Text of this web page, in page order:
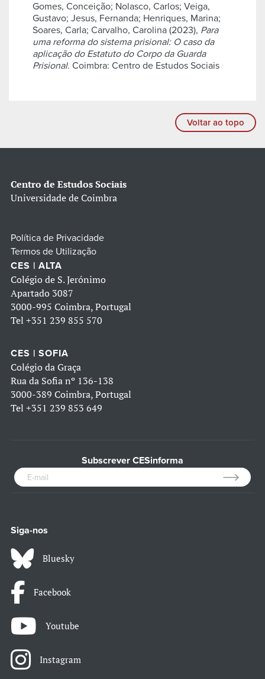
Gomes, Conceição; Nolasco, Carlos; Veiga,
Gustavo; Jesus, Fernanda; Henriques, Marina;
Soares, Carla; Carvalho, Carolina (2023), Para
uma reforma do sistema prisional: O caso da
aplicação do Estatuto do Corpo da Guarda
Prisional. Coimbra: Centro de Estudos Sociais
Voltar ao topo
Centro de Estudos Sociais
Universidade de Coimbra
Política de Privacidade
Termos de Utilização
CES | ALTA
Colégio de S. Jerónimo
Apartado 3087
3000-995 Coimbra, Portugal
Tel +351 239 855 570
CES | SOFIA
Colégio da Graça
Rua da Sofia nº 136-138
3000-389 Coimbra, Portugal
Tel +351 239 853 649
Subscrever CESinforma
Siga-nos
Bluesky
Facebook
Youtube
Instagram